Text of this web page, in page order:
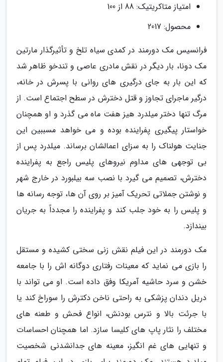
امتیاز متاکریتیک: 88 از 100
محصول: 2017
فرانسیس مک دورمند در کمدی سیاه تلخ و تأثیرگذار مارتین
مک دونا، بار دیگر در نقش مادری عاصی و تندخو ظاهر شد
که این بار به جای درگیری های روانی با پسرش در خانه،
درگیر ماجرای تجاوز و قتل دخترش در سطح اجتماع است. از
مرگ تنها دختر میلدرد هیز هفت ماه می گذرد و او همچنان
خواستار پیگیری پفراینده بوده و می خواهد مسببین این
جنایت هولناک را به سزای اعمالشان برساند. میلدرد پس از
بی توجهی های مداوم نیروهای پلیس راجع به پفراینده
دخترش، تصمیم می گیرد با نصب سه بیلبورد در خارج شهر
و نوشتن جملاتی تحریک آمیز بر روی آن ها، توجه رسانه ها
و پلیس را به خود جلب کند و پفراینده را مجدداً به جریان
بیندازد.
مک دورمند در این فیلم نقش زنی سختی کشیده و مستقل
را بازی می نماید که معینات رفتاری دوگانه اش را با جامعه
خشن و سرد حاشیه آمریکا وفق داده است. او می تواند با
دریل دندان پزشکی به راحتی ناخن دکترش را سوراخ کند یا
با جرئت بالا و نترس بودنش، انواع فحش و طعنه های
مختلف را نثار پاپ های کلیسا سازد. اما همچنان احساسات
و تنهایی های غم انگیز، معینه های جدانشدنی شخصیت